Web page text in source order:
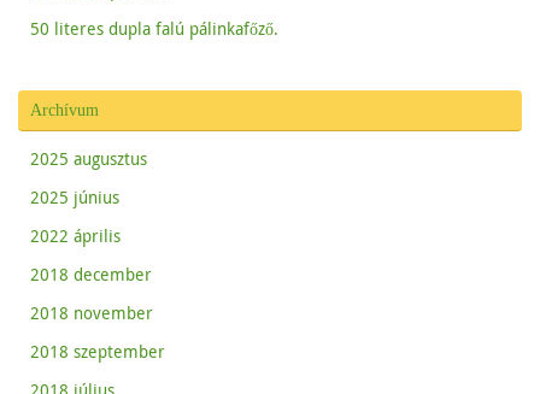
50 literes dupla falú pálinkafőző.
Archívum
2025 augusztus
2025 június
2022 április
2018 december
2018 november
2018 szeptember